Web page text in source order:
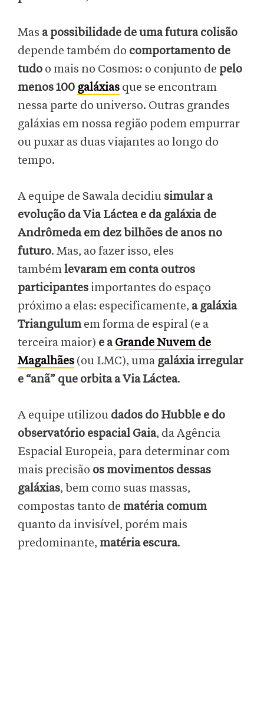
Mas a possibilidade de uma futura colisão
depende também do comportamento de
tudo o mais no Cosmos: o conjunto de pelo
menos 100 galáxias que se encontram
nessa parte do universo. Outras grandes
galáxias em nossa região podem empurrar
ou puxar as duas viajantes ao longo do
tempo.
A equipe de Sawala decidiu simular a
evolução da Via Láctea e da galáxia de
Andrômeda em dez bilhões de anos no
futuro. Mas, ao fazer isso, eles
tambémlevaram em conta outros
participantes importantes do espaço
próximo a elas: especificamente, a galáxia
Triangulumem forma de espiral (e a
terceira maior) e aGrande Nuvem de
Magalhães (ou LMC), uma galáxia irregular
e “anã” que orbita a Via Láctea.
A equipe utilizou dados do Hubble e do
observatório espacial Gaia, da Agência
Espacial Europeia, para determinar com
mais precisão os movimentos dessas
galáxias, bem como suas massas,
compostas tanto de matéria comum
quanto da invisível, porém mais
predominante, matéria escura.